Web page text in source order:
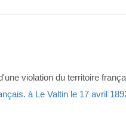
violation du territoire
à Le Valtin le 17 avril